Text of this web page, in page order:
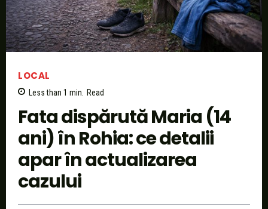
LOCAL
Less than 1 min. Read
Fata dispărută Maria (14
ani) în Rohia: ce detalii
apar în actualizarea
cazului